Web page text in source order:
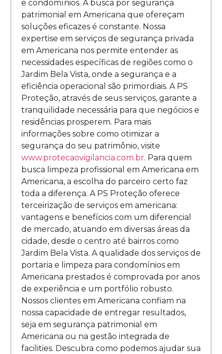
e condomínios. A busca por segurança
patrimonial em Americana que ofereçam
soluções eficazes é constante. Nossa
expertise em serviços de segurança privada
em Americana nos permite entender as
necessidades específicas de regiões como o
Jardim Bela Vista, onde a segurança e a
eficiência operacional são primordiais. A PS
Proteção, através de seus serviços, garante a
tranquilidade necessária para que negócios e
residências prosperem. Para mais
informações sobre como otimizar a
segurança do seu patrimônio, visite
www.protecaovigilancia.com.br. Para quem
busca limpeza profissional em Americana em
Americana, a escolha do parceiro certo faz
toda a diferença. A PS Proteção oferece
terceirização de serviços em americana:
vantagens e benefícios com um diferencial
de mercado, atuando em diversas áreas da
cidade, desde o centro até bairros como
Jardim Bela Vista. A qualidade dos serviços de
portaria e limpeza para condomínios em
Americana prestados é comprovada por anos
de experiência e um portfólio robusto.
Nossos clientes em Americana confiam na
nossa capacidade de entregar resultados,
seja em segurança patrimonial em
Americana ou na gestão integrada de
facilities. Descubra como podemos ajudar sua